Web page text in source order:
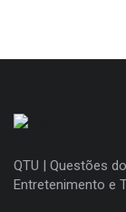
QTU | Questões
Entretenimento e